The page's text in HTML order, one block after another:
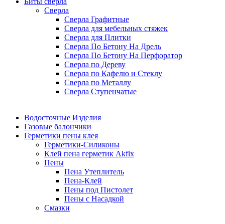
Сверла
Сверла Графитные
Сверла для мебельных стяжек
Сверла для Плитки
Сверла По Бетону На Дрель
Сверла По Бетону На Перфоратор
Сверла по Дереву
Сверла по Кафелю и Стеклу
Сверла по Металлу
Сверла Ступенчатые
Водосточные Изделия
Газовые балончики
Герметики пены клея
Герметики-Силиконы
Клей пена герметик Akfix
Пены
Пена Утеплитель
Пена-Клей
Пены под Пистолет
Пены с Насадкой
Смазки